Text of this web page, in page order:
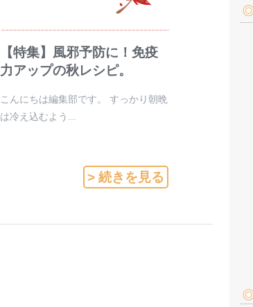
【特集】風邪予防に！免疫
力アップの秋レシピ。
こんにちは編集部です。 すっかり朝晩
は冷え込むよう...
> 続きを見る